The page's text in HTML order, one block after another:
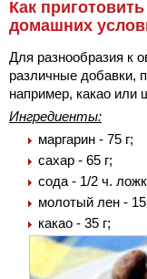
Как
домашних
Для разнообразия к
различные добавки,
например, какао или
Ингредиенты:
маргарин - 75 г;
сахар - 65 г;
сода - 1/2 ч.
молотый лен - 15
какао - 35 г;